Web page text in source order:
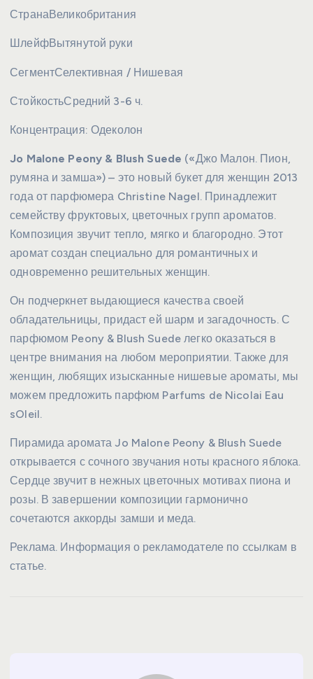
СтранаВеликобритания
ШлейфВытянутой руки
СегментСелективная / Нишевая
СтойкостьСредний 3-6 ч.
Концентрация:Одеколон
Jo Malone Peony & Blush Suede («Джо Малон. Пион,
румяна и замша») – это новый букет для женщин 2013
года от парфюмера Christine Nagel. Принадлежит
семейству фруктовых, цветочных групп ароматов.
Композиция звучит тепло, мягко и благородно. Этот
аромат создан специально для романтичных и
одновременно решительных женщин.
Он подчеркнет выдающиеся качества своей
обладательницы, придаст ей шарм и загадочность. С
парфюмом Peony & Blush Suede легко оказаться в
центре внимания на любом мероприятии. Также для
женщин, любящих изысканные нишевые ароматы, мы
можем предложить парфюм Parfums de Nicolai Eau
sOleil.
Пирамида аромата Jo Malone Peony & Blush Suede
открывается с сочного звучания ноты красного яблока.
Сердце звучит в нежных цветочных мотивах пиона и
розы. В завершении композиции гармонично
сочетаются аккорды замши и меда.
Реклама. Информация о рекламодателе по ссылкам в
статье.